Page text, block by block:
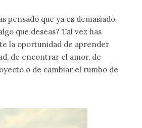
pensado que ya es demasiado
que deseas? Tal vez has
la oportunidad de aprender
de encontrar el amor, de
o de cambiar el rumbo de